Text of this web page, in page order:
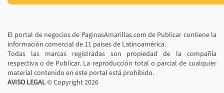
El portal de negocios de PaginasAmarillas.com de Publicar contiene la
información comercial de 11 países de Latinoamérica.
Todas las marcas registradas son propiedad de la compañía
respectiva o de Publicar. La reproducción total o parcial de cualquier
material contenido en este portal está prohibido.
AVISO LEGAL© Copyright2026